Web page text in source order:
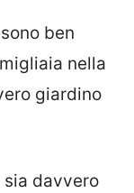
ben
nella
giardino
sia davvero